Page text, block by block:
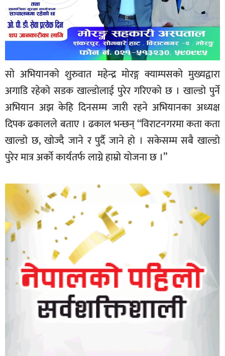
साे अभियानकाे शुरुवात महेन्द्र माेरङ्ग क्याम्पसकाे मुख्यद्वारा
अगाडि रहेकाे सडक खाल्डाेलाई पुरेर गरिएकाे छ । खाल्डाे पुर्ने
अभियान अझ केहि दिनसम्म जारी रहने अभियानका अध्यक्ष
दिपक ढकालले बताए । ढकाल भन्छन् “विराटनगरमा कता कता
खाल्डाे छ, खाेज्दै जाने र पुर्दै जाने हाे । सकेसम्म सबै खाल्डाे
पुरेर मात्र अर्काे कार्यतर्फ लाग्ने हाम्राे याेजना छ ।”